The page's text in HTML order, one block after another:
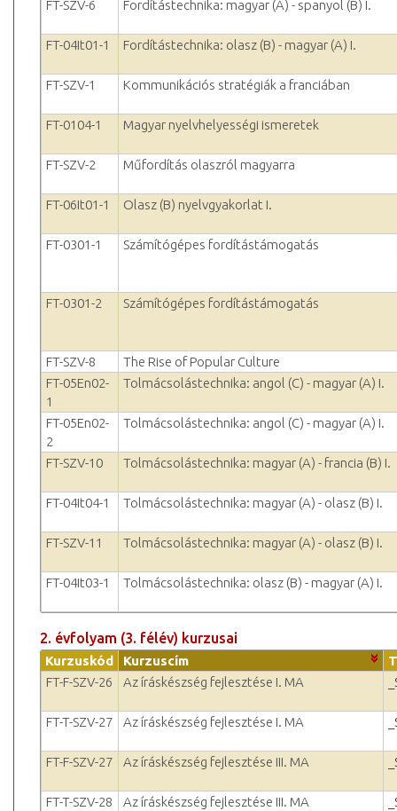
FT-SZV-6 Fordítástechnika: magyar (A) - spanyol (B) I.
FT-04It01-1 Fordítástechnika: olasz (B) - magyar (A) I.
FT-SZV-1 Kommunikációs stratégiák a franciában
FT-0104-1 Magyar nyelvhelyességi ismeretek
FT-SZV-2 Műfordítás olaszról magyarra
FT-06It01-1 Olasz (B) nyelvgyakorlat I.
FT-0301-1 Számítógépes fordítástámogatás
FT-0301-2 Számítógépes fordítástámogatás
FT-SZV-8
The Rise of Popular Culture
FT-05En02-
1
Tolmácsolástechnika: angol (C) - magyar (A) I.
FT-05En02-
2
Tolmácsolástechnika: angol (C) - magyar (A) I.
FT-SZV-10 Tolmácsolástechnika: magyar (A) - francia (B) I.
FT-04It04-1 Tolmácsolástechnika: magyar (A) - olasz (B) I.
FT-SZV-11 Tolmácsolástechnika: magyar (A) - olasz (B) I.
FT-04It03-1 Tolmácsolástechnika: olasz (B) - magyar (A) I.
2. évfolyam (3. félév) kurzusai
Kurzuskód Kurzuscím
FT-F-SZV-26
Az íráskészség fejlesztése I. MA
FT-T-SZV-27 Az íráskészség fejlesztése I. MA
FT-F-SZV-27 Az íráskészség fejlesztése III. MA
FT-T-SZV-28 Az íráskészség fejlesztése III. MA